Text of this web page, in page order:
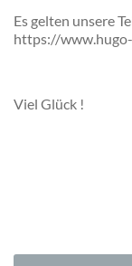
Es gelten unsere
https://
Viel Glück !